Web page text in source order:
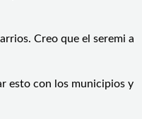
Creo que el seremi a
esto con los municipios y